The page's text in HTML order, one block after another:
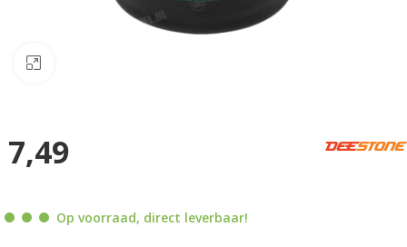
7,49
Op voorraad, direct leverbaar!